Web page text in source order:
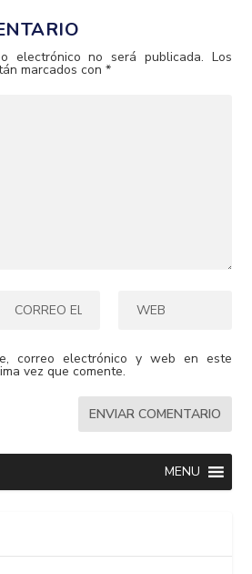
electrónico no será publicada. Los
marcados con*
correo electrónico y web en este
vez que comente.
MENU